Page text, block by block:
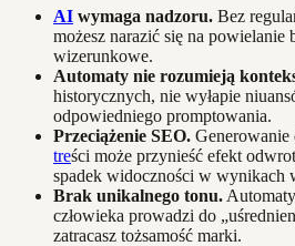
AI wymaga nadzoru. Bez
możesz narazić się na powielanie
wizerunkowe.
Automaty nie rozumieją
historycznych, nie wyłapie
odpowiedniego promptowania.
Przeciążenie SEO.
treści może przynieść efekt
spadek widoczności w wynikach
Brak unikalnego tonu.
człowieka prowadzi do
zatracasz tożsamość marki.